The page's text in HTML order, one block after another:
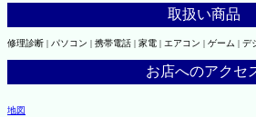
取扱い商品
修理診断 | パソコン | 携帯電話 | 家電 | エアコン | ゲーム | デ
お店へのアクセ
地図